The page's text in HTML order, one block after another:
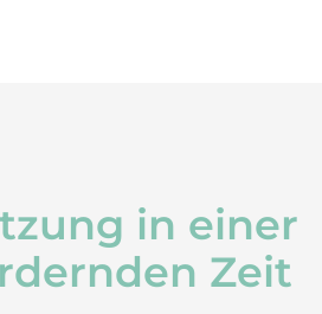
in einer
Zeit